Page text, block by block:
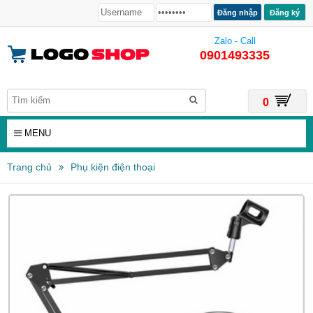
Đăng ký
Zalo - Call
0901493335
0
MENU
Trang chủ Phụ kiện điện thoại